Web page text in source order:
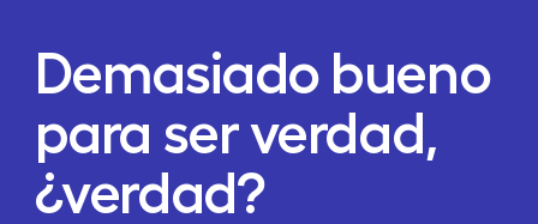
Demasiado bueno
para ser verdad,
¿verdad?